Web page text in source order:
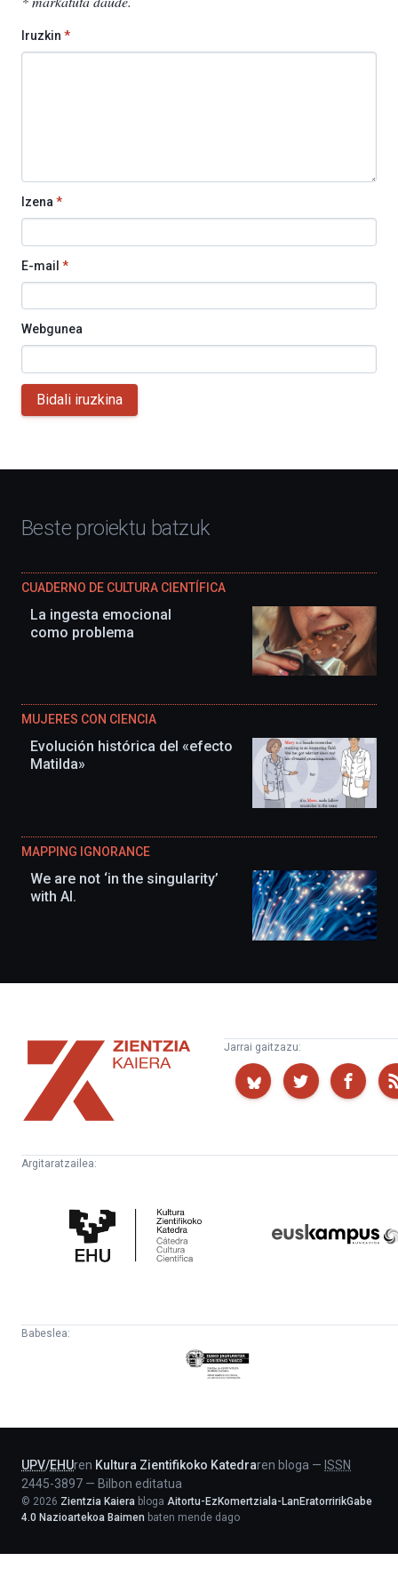
Iruzkin *
Izena *
E-mail *
Webgunea
Bidali iruzkina
Beste proiektu batzuk
CUADERNO DE CULTURA CIENTÍFICA
La ingesta emocional
como problema
MUJERES CON CIENCIA
Evolución histórica del «efecto
Matilda»
MAPPING IGNORANCE
We are not ‘in the singularity’
with AI.
Zientzia
Kaiera
Jarrai gaitzazu:
Argitaratzailea:
Zientifikoko
Katedra
Babeslea:
Eusko
Jaurlaritza
UPV/EHUren Kultura Zientifikoko Katedraren bloga — ISSN
2445-3897 — Bilbon editatua
© 2026 Zientzia Kaiera bloga Aitortu-EzKomertziala-LanEratorririkGabe
4.0 Nazioartekoa Baimen baten mende dago